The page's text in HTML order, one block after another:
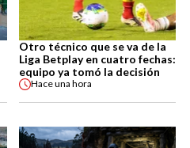
Otro técnico que se va de la
Liga Betplay en cuatro fechas:
equipo ya tomó la decisión
Haceuna hora